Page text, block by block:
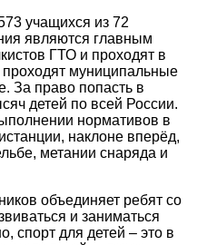
учащихся из 72
являются главным
ГТО и проходят в
проходят муниципальные
За право попасть в
детей по всей России.
нормативов в
наклоне вперёд,
метании снаряда и
объединяет ребят со
и заниматься
спорт для детей – это в